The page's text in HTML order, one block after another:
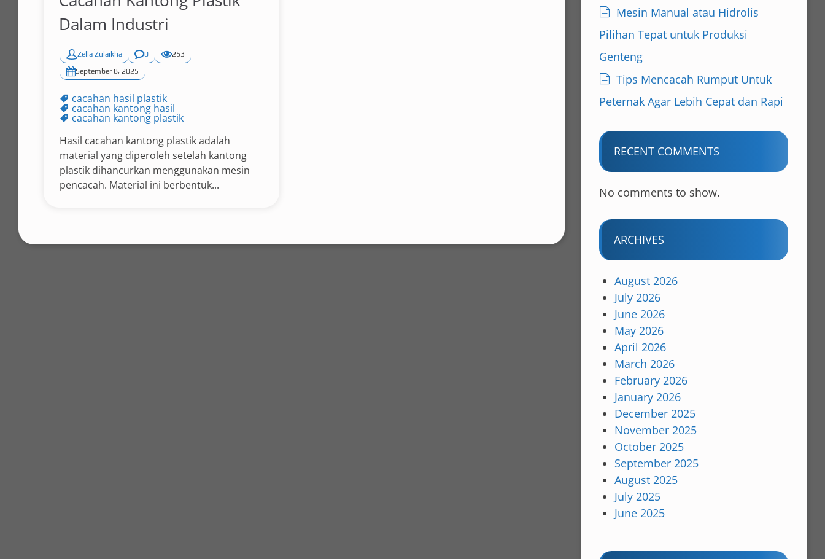
Dalam Industri
Zella Zulaikha 0
253
September 8, 2025
cacahan hasil plastik
cacahan kantong hasil
cacahan kantong plastik
Hasil cacahan kantong plastik adalah
material yang diperoleh setelah kantong
plastik dihancurkan menggunakan mesin
pencacah. Material ini berbentuk...
Mesin Manual atau Hidrolis
Pilihan Tepat untuk Produksi
Genteng
Tips Mencacah Rumput Untuk
Peternak Agar Lebih Cepat dan Rapi
RECENT COMMENTS
No comments to show.
ARCHIVES
August 2026
July 2026
June 2026
May 2026
April 2026
March 2026
February 2026
January 2026
December 2025
November 2025
October 2025
September 2025
August 2025
July 2025
June 2025